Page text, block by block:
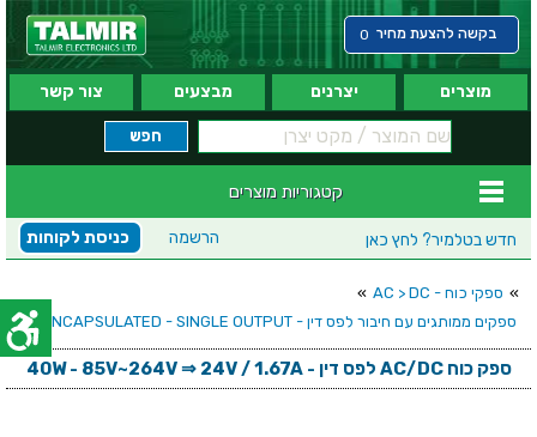
בקשה להצעת מחיר 0
מוצרים יצרנים מבצעים צור קשר
קטגוריות מוצרים
חדש בטלמיר? לחץ כאן כניסת לקוחות הרשמה
» ספקי כוח - AC > DC
»
ספקים ממותגים עם חיבור לפס דין - ENCAPSULATED - SINGLE OUTPUT
ספק כוח AC/DC לפס דין - 40W - 85V~264V ⇒ 24V / 1.67A